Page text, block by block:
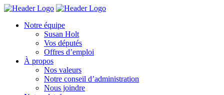
Skip
content
Homepage
Homepage
Notre équipe
Susan Holt
Vos députés
Offres d’emploi
À propos
Nos valeurs
Notre conseil d’administration
Nous joindre